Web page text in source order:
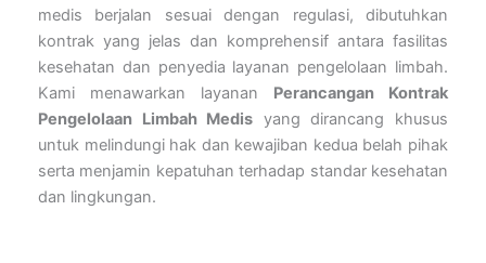
medis berjalan sesuai dengan regulasi, dibutuhkan
kontrak yang jelas dan komprehensif antara fasilitas
kesehatan dan penyedia layanan pengelolaan limbah.
Kami menawarkan layanan Perancangan Kontrak
Pengelolaan Limbah Medis yang dirancang khusus
untuk melindungi hak dan kewajiban kedua belah pihak
serta menjamin kepatuhan terhadap standar kesehatan
dan lingkungan.